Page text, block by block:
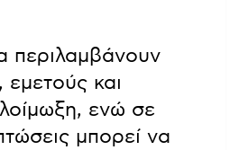
περιλαμβάνουν
και
ενώ σε
μπορεί να